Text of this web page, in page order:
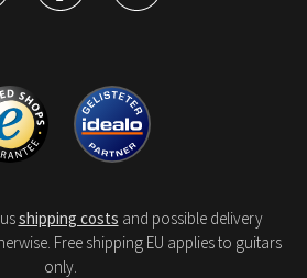
shipping costs and possible delivery
Free shipping EU applies to guitars
only.